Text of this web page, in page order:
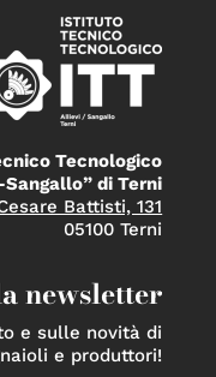
Tecnologico
di Terni
Battisti, 131
05100 Terni
newsletter
e sulle novità di
e produttori!